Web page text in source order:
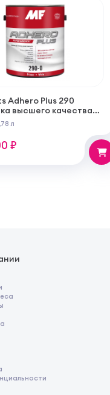
Adhero Plus 290
высшего качества
акрилового латекса
и наружных
л
₽